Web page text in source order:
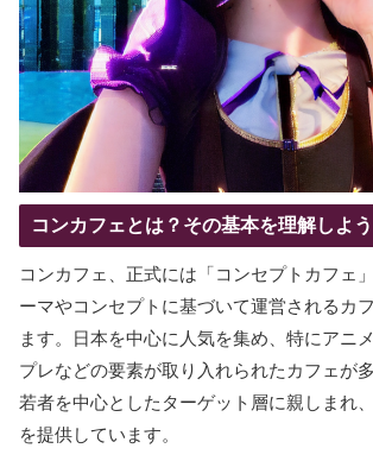
コンカフェとは？その基本を理解しよう
コンカフェ、正式には「コンセプトカフェ
ーマやコンセプトに基づいて運営されるカ
ます。日本を中心に人気を集め、特にアニ
プレなどの要素が取り入れられたカフェが
若者を中心としたターゲット層に親しまれ
を提供しています。